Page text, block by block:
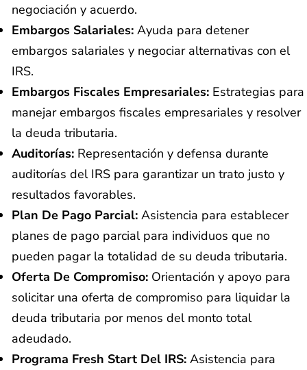
negociación y acuerdo.
Embargos Salariales: Ayuda para detener
embargos salariales y negociar alternativas con el
IRS.
Embargos Fiscales Empresariales: Estrategias para
manejar embargos fiscales empresariales y resolver
la deuda tributaria.
Auditorías: Representación y defensa durante
auditorías del IRS para garantizar un trato justo y
resultados favorables.
Plan De Pago Parcial: Asistencia para establecer
planes de pago parcial para individuos que no
pueden pagar la totalidad de su deuda tributaria.
Oferta De Compromiso: Orientación y apoyo para
solicitar una oferta de compromiso para liquidar la
deuda tributaria por menos del monto total
adeudado.
Programa Fresh Start Del IRS: Asistencia para